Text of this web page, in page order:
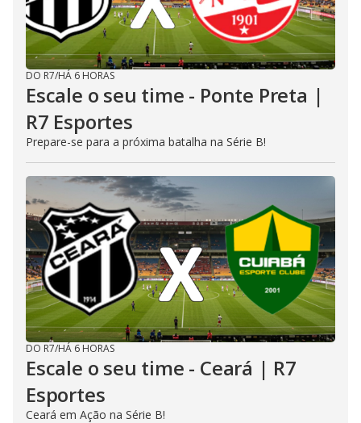
DO R7/HÁ 6 HORAS
Escale o seu time - Ponte Preta |
R7 Esportes
Prepare-se para a próxima batalha na Série B!
DO R7/HÁ 6 HORAS
Escale o seu time - Ceará | R7
Esportes
Ceará em Ação na Série B!